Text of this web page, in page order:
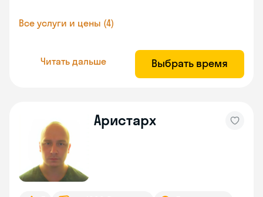
Все услуги и цены (4)
Читать дальше Выбрать время
Аристарх